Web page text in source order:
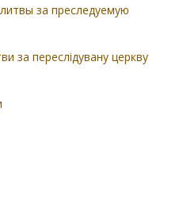
за преследуемую
за переслідувану церкву